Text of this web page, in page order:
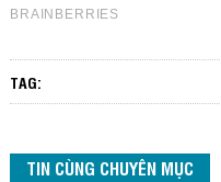
TAG:
TIN CÙNG CHUYÊN MỤC